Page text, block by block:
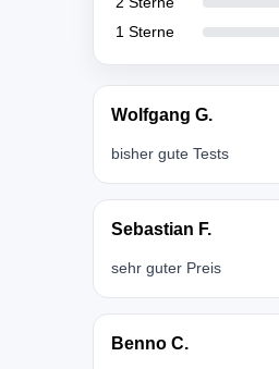
1 Sterne
Wolfgang G.
bisher gute Tests
Sebastian F.
sehr guter Preis
Benno C.